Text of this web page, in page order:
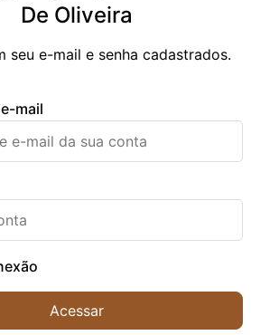
De Oliveira
seu e-mail e senha cadastrados.
mail